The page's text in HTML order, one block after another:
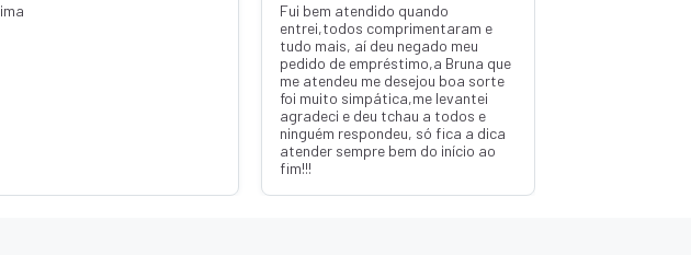
Fui bem atendido quando
entrei,todos comprimentaram e
tudo mais, aí deu negado meu
pedido de empréstimo,a Bruna que
me atendeu me desejou boa sorte
foi muito simpática,me levantei
agradeci e deu tchau a todos e
ninguém respondeu, só fica a dica
atender sempre bem do início ao
fim!!!